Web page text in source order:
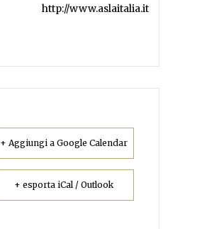
http://www.aslaitalia.it
+ Aggiungi a Google Calendar
+ esporta iCal / Outlook